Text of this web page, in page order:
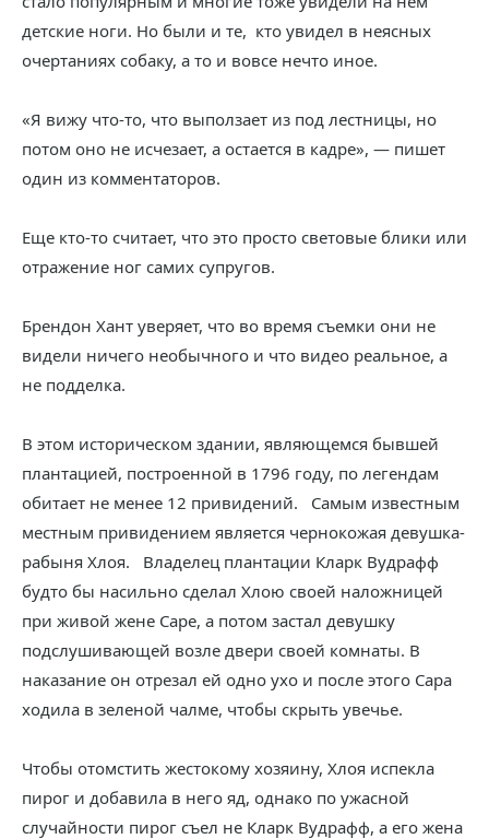
детские ноги. Но были и те, кто увидел в неясных
очертаниях собаку, а то и вовсе нечто иное.
«Я вижу что-то, что выползает из под лестницы, но
потом оно не исчезает, а остается в кадре», — пишет
один из комментаторов.
Еще кто-то считает, что это просто световые блики или
отражение ног самих супругов.
Брендон Хант уверяет, что во время съемки они не
видели ничего необычного и что видео реальное, а
не подделка.
В этом историческом здании, являющемся бывшей
плантацией, построенной в 1796 году, по легендам
обитает не менее 12 привидений. Самым известным
местным привидением является чернокожая девушка-
рабыня Хлоя. Владелец плантации Кларк Вудрафф
будто бы насильно сделал Хлою своей наложницей
при живой жене Саре, а потом застал девушку
подслушивающей возле двери своей комнаты. В
наказание он отрезал ей одно ухо и после этого Сара
ходила в зеленой чалме, чтобы скрыть увечье.
Чтобы отомстить жестокому хозяину, Хлоя испекла
пирог и добавила в него яд, однако по ужасной
случайности пирог съел не Кларк Вудрафф, а его жена